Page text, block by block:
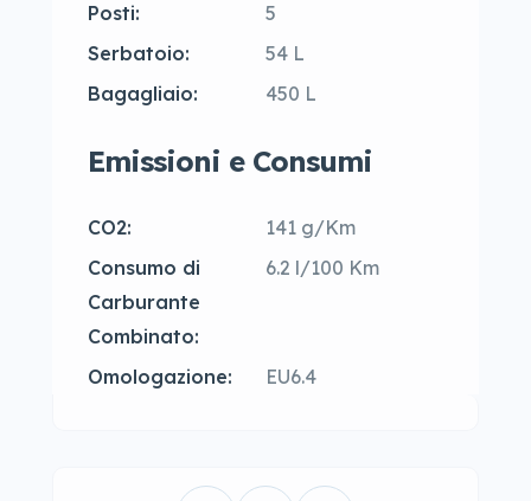
Posti:
5
Serbatoio:
54 L
Bagagliaio:
450 L
Emissioni e Consumi
CO2:
141 g/Km
Consumo di
Carburante
Combinato:
6.2 l/100 Km
Omologazione: EU6.4